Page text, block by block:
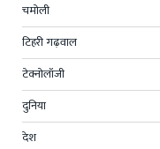
चमोली
टिहरी गढ़वाल
टेक्नोलॉजी
दुनिया
देश